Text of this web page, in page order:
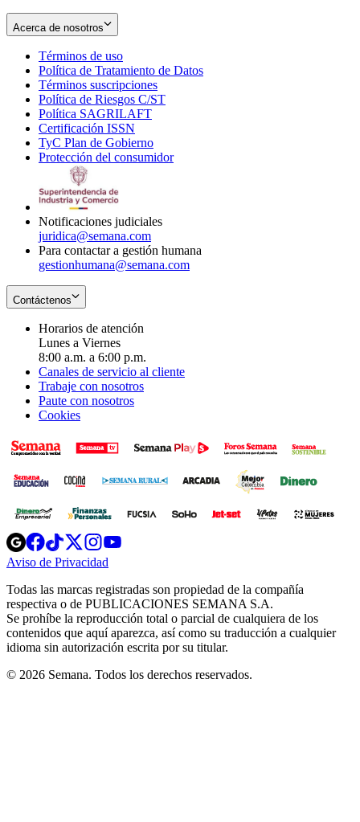
Acerca de nosotros
Términos de uso
in
new
window
Política de Tratamiento de Datos
Términos suscripciones
in
Política de Riesgos C/ST
Política SAGRILAFT
new
window
Certificación ISSN
in
new
TyC Plan de Gobierno
in
Protección del consumidorOpens
Notificaciones judiciales
juridica@semana.com
Para contactar a gestión humana
gestionhumana@semana.com
Contáctenos
Horarios de atención
Lunes a Viernes
8:00 a.m. a 6:00 p.m.
Canales de servicio al cliente
Trabaje con nosotros
Paute con nosotros
Cookies
Opens
in
new
Opens
in
new
Opens
in
new
window
Opens
new
windowwindow
Aviso de Privacidad
new
window
Todas las marcas registradas son propiedad de la compañía
respectiva o de PUBLICACIONES SEMANA S.A.
Se prohíbe la reproducción total o parcial de cualquiera de los
contenidos que aquí aparezca, así como su traducción a cualquier
idioma sin autorización escrita por su titular.
© 2026 Semana. Todos los derechos reservados.